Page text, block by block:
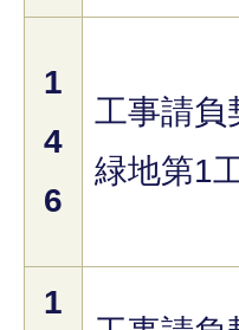
1
4
6
工事請負
緑地第1
1